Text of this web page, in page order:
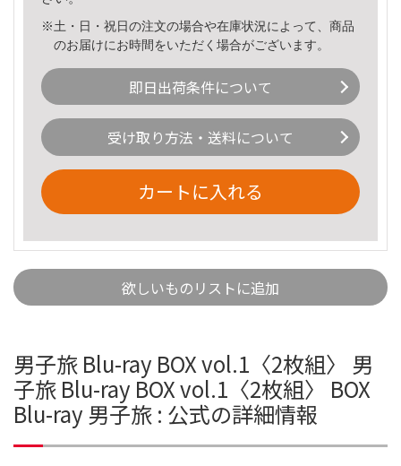
※土・日・祝日の注文の場合や在庫状況によって、商品
のお届けにお時間をいただく場合がございます。
即日出荷条件について
受け取り方法・送料について
カートに入れる
欲しいものリストに追加
男子旅 Blu-ray BOX vol.1〈2枚組〉 男
子旅 Blu-ray BOX vol.1〈2枚組〉 BOX
Blu-ray 男子旅 : 公式の詳細情報